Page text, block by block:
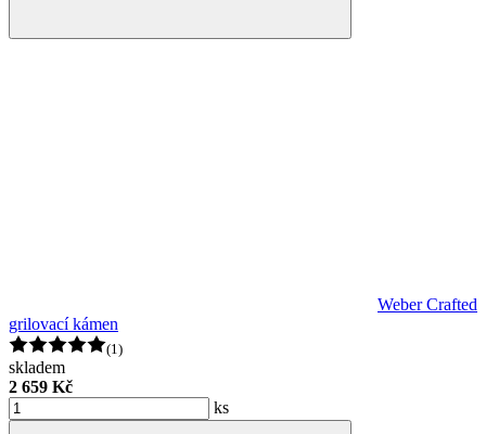
Weber Crafted
grilovací kámen
(1)
skladem
2 659 Kč
ks